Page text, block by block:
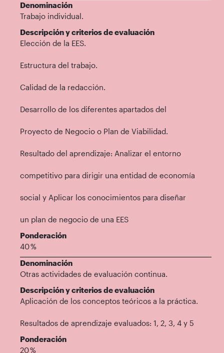
Denominación
Trabajo individual.
Descripción y criterios de evaluación
Elección de la EES.
Estructura del trabajo.
Calidad de la redacción.
Desarrollo de los diferentes apartados del
Proyecto de Negocio o Plan de Viabilidad.
Resultado del aprendizaje: Analizar el entorno
competitivo para dirigir una entidad de economía
social y Aplicar los conocimientos para diseñar
un plan de negocio de una EES
Ponderación
40 %
Denominación
Otras actividades de evaluación continua.
Descripción y criterios de evaluación
Aplicación de los conceptos teóricos a la práctica.
Resultados de aprendizaje evaluados: 1, 2, 3, 4 y 5
Ponderación
20 %